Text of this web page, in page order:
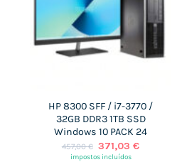
HP 8300 SFF / i7-3770 /
32GB DDR3 1TB SSD
Windows 10 PACK 24
457,00€ O
preço
371,03€O
impostos incluídos